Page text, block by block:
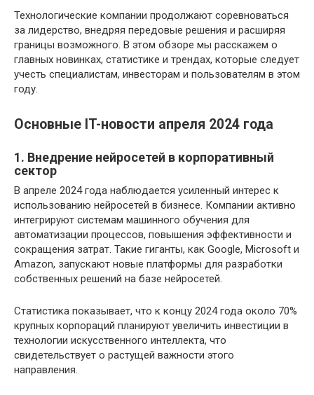
Технологические компании продолжают соревноваться
за лидерство, внедряя передовые решения и расширяя
границы возможного. В этом обзоре мы расскажем о
главных новинках, статистике и трендах, которые следует
учесть специалистам, инвесторам и пользователям в этом
году.
Основные IT-новости апреля 2024 года
1. Внедрение нейросетей в корпоративный
сектор
В апреле 2024 года наблюдается усиленный интерес к
использованию нейросетей в бизнесе. Компании активно
интегрируют системам машинного обучения для
автоматизации процессов, повышения эффективности и
сокращения затрат. Такие гиганты, как Google, Microsoft и
Amazon, запускают новые платформы для разработки
собственных решений на базе нейросетей.
Статистика показывает, что к концу 2024 года около 70%
крупных корпораций планируют увеличить инвестиции в
технологии искусственного интеллекта, что
свидетельствует о растущей важности этого
направления.